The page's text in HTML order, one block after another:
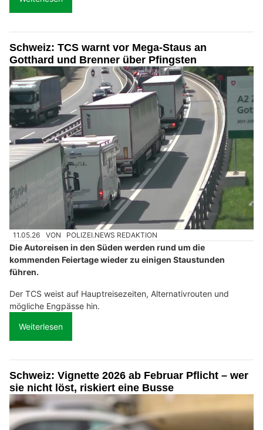
Schweiz: TCS warnt vor Mega-Staus an
Gotthard und Brenner über Pfingsten
11.05.26 VON POLIZEI.NEWS REDAKTION
Die Autoreisen in den Süden werden rund um die
kommenden Feiertage wieder zu einigen Staustunden
führen.
Der TCS weist auf Hauptreisezeiten, Alternativrouten und
mögliche Engpässe hin.
Weiterlesen
Schweiz: Vignette 2026 ab Februar Pflicht – wer
sie nicht löst, riskiert eine Busse